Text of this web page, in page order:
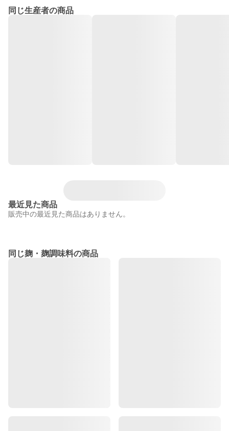
同じ生産者の商品
最近見た商品
販売中の最近見た商品はありません。
同じ麹・麹調味料の商品